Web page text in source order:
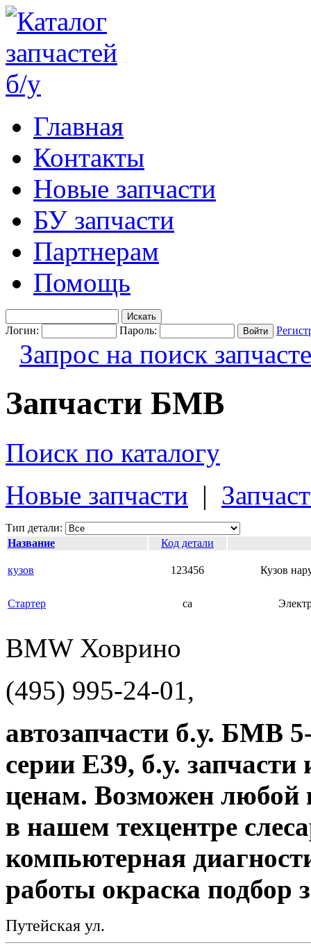
Главная
Контакты
Новые запчасти
БУ запчасти
Партнерам
Помощь
Логин: Пароль:
Запрос на поиск
Запчасти БМВ
Поиск по каталогу
Новые запчасти |
Тип детали:
Название
Код детали
кузов 123456 Кузов
Стартер ca
BMW Ховрино
(495) 995-24-01,
автозапчасти б.у. БМВ
серии E39, б.у.
ценам. Возможен
в нашем техцентре
компьютерная
работы окраска подбор
Путейская ул.